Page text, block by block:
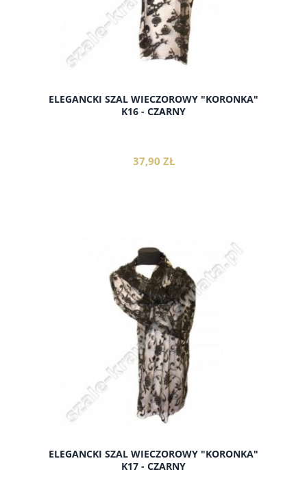
ELEGANCKI SZAL WIECZOROWY "KORONKA"
K16 - CZARNY
37,90 ZŁ
do koszyka
ELEGANCKI SZAL WIECZOROWY "KORONKA"
K17 - CZARNY